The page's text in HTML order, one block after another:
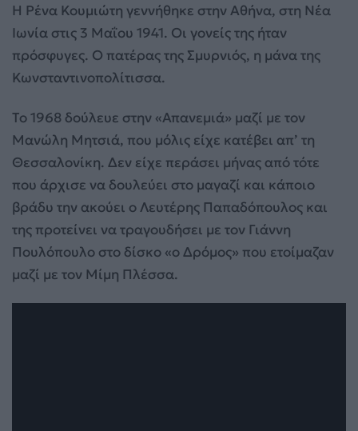
Η Ρένα Κουμιώτη γεννήθηκε στην Αθήνα, στη Νέα
Ιωνία στις 3 Μαΐου 1941. Οι γονείς της ήταν
πρόσφυγες. Ο πατέρας της Σμυρνιός, η μάνα της
Κωνσταντινοπολίτισσα.
To 1968 δούλευε στην «Απανεμιά» μαζί με τον
Μανώλη Μητσιά, που μόλις είχε κατέβει απ’ τη
Θεσσαλονίκη. Δεν είχε περάσει μήνας από τότε
που άρχισε να δουλεύει στο μαγαζί και κάποιο
βράδυ την ακούει ο Λευτέρης Παπαδόπουλος και
της προτείνει να τραγουδήσει με τον Γιάννη
Πουλόπουλο στο δίσκο «ο Δρόμος» που ετοίμαζαν
μαζί με τον Μίμη Πλέσσα.